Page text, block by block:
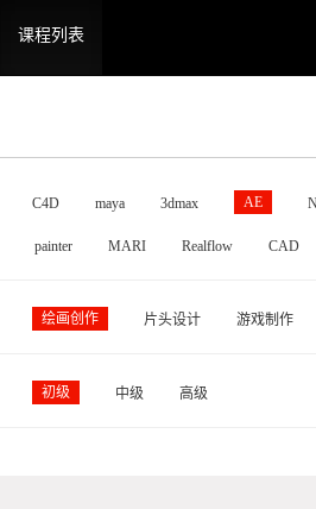
课程列表
C4D maya 3dmax AE
painter MARI Realflow CAD
绘画创作 片头设计 游戏制作
初级 中级 高级